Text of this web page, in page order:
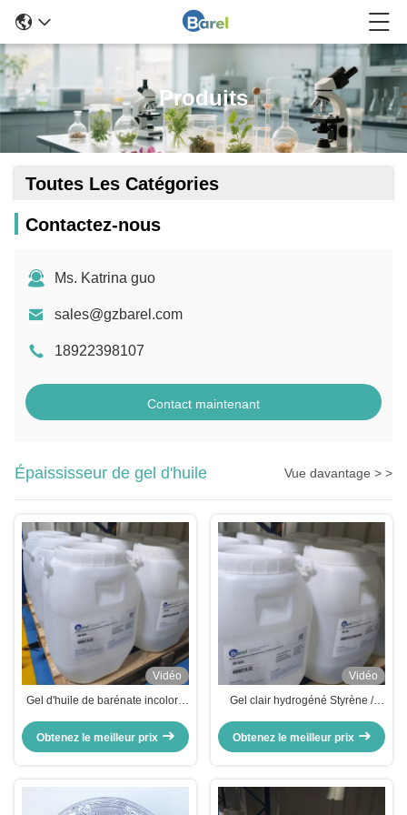
Produits
Toutes Les Catégories
Contactez-nous
Ms. Katrina guo
sales@gzbarel.com
18922398107
Contact maintenant
Épaississeur de gel d'huile Vue davantage > >
Vidéo
Gel d'huile de barénate incolore
hydrogéné pour la peau
Obtenez le meilleur prix
Vidéo
Gel clair hydrogéné Styrène /
premières cosmétiques
hydratants Huile BARENATE GEL
Obtenez le meilleur prix